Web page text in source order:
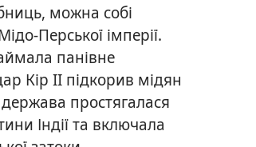
можна собі
Перської імперії.
панівне
Кір II підкорив мідян
простягалася
Індії та включала